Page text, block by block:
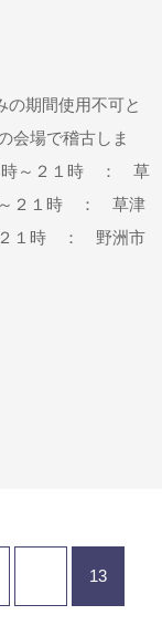
の期間使用不可と
会場で稽古しま
時～２１時 ： 草
～２１時 ： 草津
２１時 ： 野洲市
13